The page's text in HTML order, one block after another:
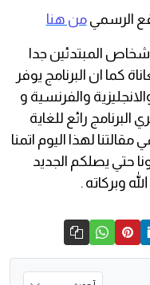
الرسميمن هنا
المبتدئين جدا
كما ان البرنامج يوفر
والفرنسية و
البرنامج رائع للغاية
لهذا اليوم اتمنا
حتي يصلكم الجديد
وبركاته .